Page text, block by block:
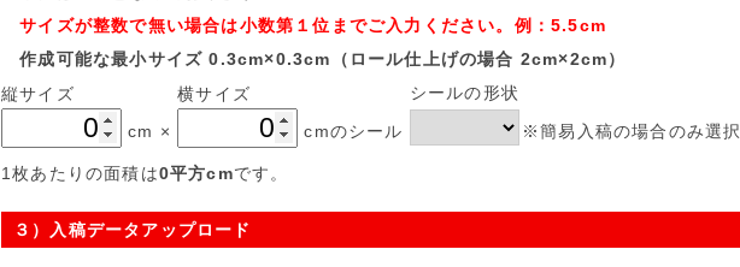
サイズが整数で無い場合は小数第１位までご入力ください。例：5.5cm
作成可能な最小サイズ 0.3cm×0.3cm（ロール仕上げの場合 2cm×2cm）
縦サイズ
cm ×
横サイズ
cmのシール
シールの形状
※簡易入稿の場合のみ選択
1枚あたりの面積は0平方cmです。
３）入稿データアップロード